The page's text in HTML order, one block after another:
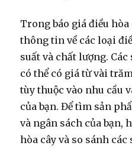
Trong báo giá điều
thông tin về các loại
suất và chất lượng.
có thể có giá từ vài
tùy thuộc vào nhu cầu
của bạn. Để tìm sản
và ngân sách của bạn,
hòa cây và so sánh